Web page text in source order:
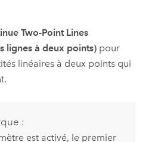
Two-Point Lines
lignes à deux points) pour
linéaires à deux points qui
:
est activé, le premier